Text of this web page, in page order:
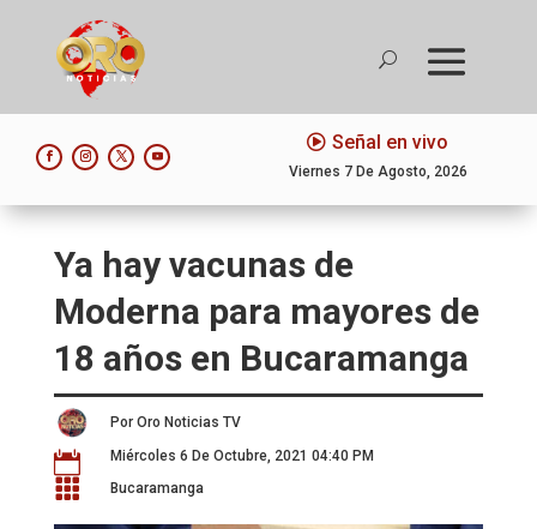
Señal en vivo
Viernes 7 De Agosto, 2026
Ya hay vacunas de
Moderna para mayores de
18 años en Bucaramanga
Por Oro Noticias TV
 Miércoles 6 De Octubre, 2021 04:40 PM
 Bucaramanga